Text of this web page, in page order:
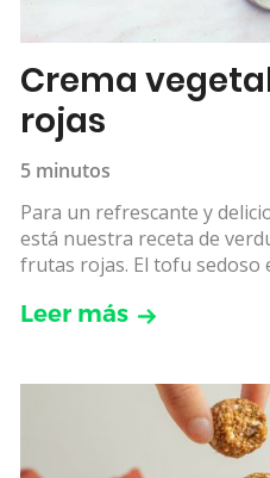
Crema
rojas
5 minutos
Para un refrescante y
está nuestra receta de
frutas rojas. El tofu sedoso
Leer más